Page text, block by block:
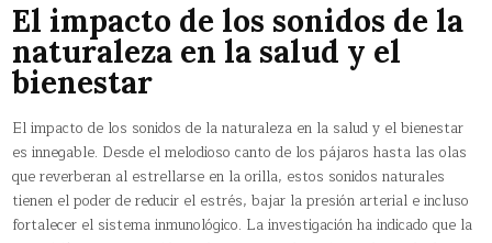
El impacto de los sonidos de la
naturaleza en la salud y el
bienestar
El impacto de los sonidos de la naturaleza en la salud y el bienestar
es innegable. Desde el melodioso canto de los pájaros hasta las olas
que reverberan al estrellarse en la orilla, estos sonidos naturales
tienen el poder de reducir el estrés, bajar la presión arterial e incluso
fortalecer el sistema inmunológico. La investigación ha indicado que la